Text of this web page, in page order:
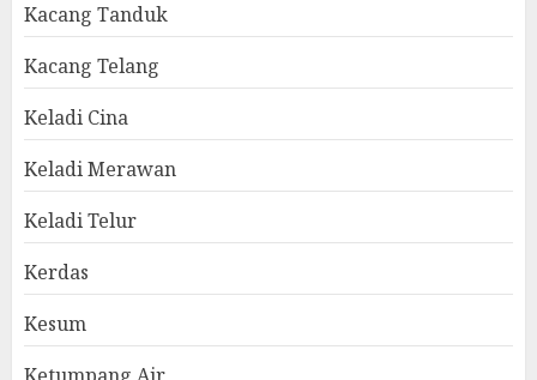
Kacang Tanduk
Kacang Telang
Keladi Cina
Keladi Merawan
Keladi Telur
Kerdas
Kesum